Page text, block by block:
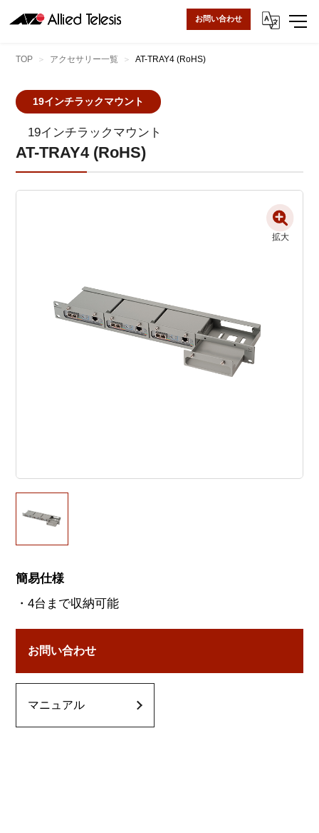
お問い合わせ
TOP アクセサリー一覧 AT-TRAY4 (RoHS)
19インチラックマウント
AT-TRAY4 (RoHS)
19インチラックマウント
拡大
簡易仕様
・4台まで収納可能
お問い合わせ
マニュアル